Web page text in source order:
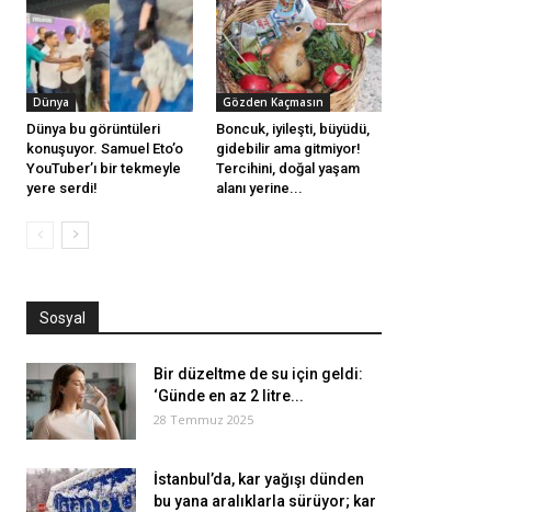
Dünya
Dünya bu görüntüleri
konuşuyor. Samuel Eto’o
YouTuber’ı bir tekmeyle
yere serdi!
Gözden Kaçmasın
Boncuk, iyileşti, büyüdü,
gidebilir ama gitmiyor!
Tercihini, doğal yaşam
alanı yerine...
Sosyal
Bir düzeltme de su için geldi:
‘Günde en az 2 litre...
28 Temmuz 2025
İstanbul’da, kar yağışı dünden
bu yana aralıklarla sürüyor; kar